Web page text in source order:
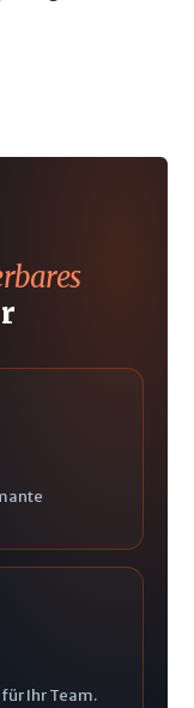
Ihr Team.